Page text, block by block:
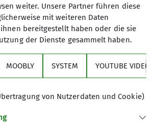
durch abwechselnde
und Sicherungskenntnisse
weiter. Unsere Partner führen diese
mit weiteren Daten
bereitgestellt haben oder die sie
der Dienste gesammelt haben.
MOOBLY SYSTEM YOUTUBE VIDEOS
von Nutzerdaten und Cookie)